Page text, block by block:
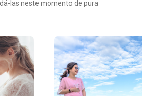
las neste momento de pura